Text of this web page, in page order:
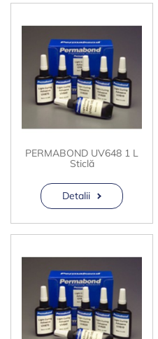
PERMABOND UV648 1 L
Sticlă
Detalii